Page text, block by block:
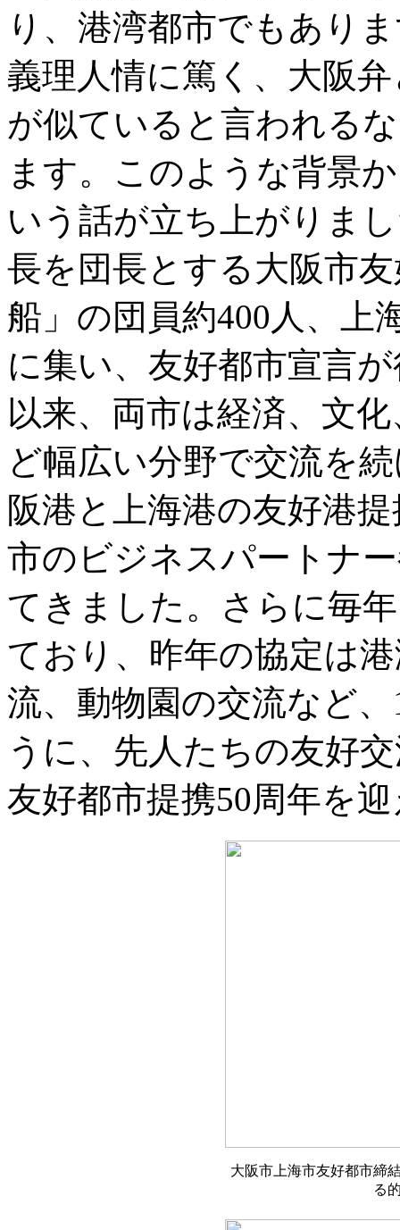
り、港湾都市でもあり
義理人情に篤く、大阪
が似ていると言われる
ます。このような背景
いう話が立ち上がりま
長を団長とする大阪市
船」の団員約400人、上
に集い、友好都市宣言
以来、両市は経済、文
ど幅広い分野で交流を
阪港と上海港の友好港
市のビジネスパートナ
てきました。さらに毎
ており、昨年の協定は
流、動物園の交流など
うに、先人たちの友好
友好都市提携50周年を
大阪市上海市友好都市締
る